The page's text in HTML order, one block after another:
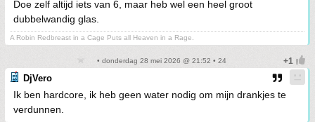
Doe zelf altijd iets van 6, maar heb wel een heel groot
dubbelwandig glas.
A Robin Redbreast in a Cage Puts all Heaven in a Rage.
• donderdag 28 mei 2026 @ 21:52 • 24
DjVero
Ik ben hardcore, ik heb geen water nodig om mijn drankjes te
verdunnen.